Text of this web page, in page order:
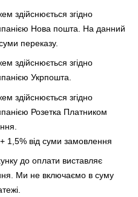
здійснюється згідно
Нова пошта. На данний
переказу.
здійснюється згідно
Укрпошта.
здійснюється згідно
Розетка Платником
1,5% від суми замовлення
до оплати виставляє
Ми не включаємо в суму